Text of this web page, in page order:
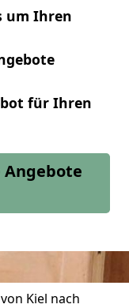
um Ihren
für Ihren
Kiel nach